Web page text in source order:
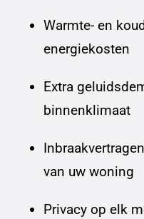
Warmte- en
energiekosten
Extra
binnenklimaat
van uw woning
Privacy op elk